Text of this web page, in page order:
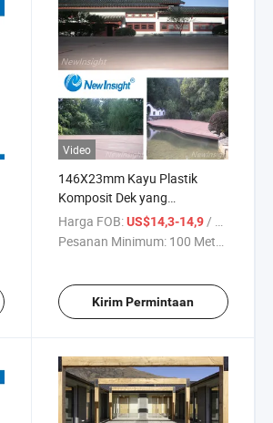
Video
146X23mm Kayu Plastik
Komposit Dek yang
Tradisional, Dek Berongga
WPC Ringan dan Mudah
Harga FOB: US$14,3-14,9 / Meter persegi
Pesanan Minimum: 100 Meter ...
Kirim Permintaan